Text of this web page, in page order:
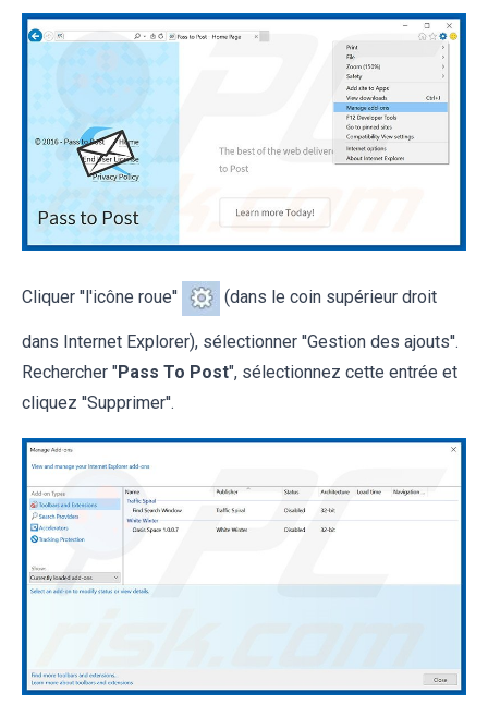
Cliquer ''l'icône roue'' (dans le coin supérieur droit
dans Internet Explorer), sélectionner ''Gestion des ajouts''.
Rechercher "Pass To Post", sélectionnez cette entrée et
cliquez ''Supprimer''.